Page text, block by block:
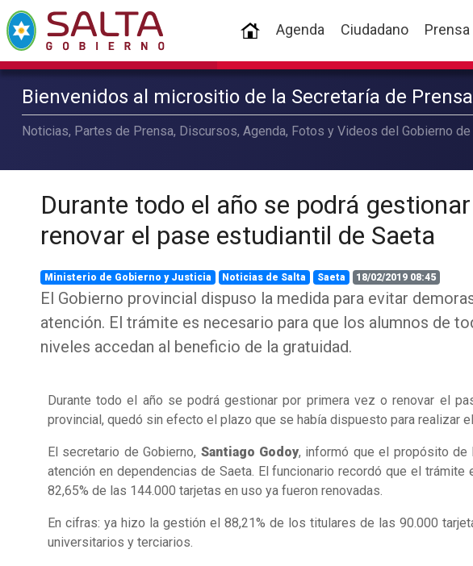
(current)
Agenda Ciudadano Prensa
Bienvenidos al micrositio de la Secretaría de
Noticias, Partes de Prensa, Discursos, Agenda, Fotos y Videos del Gobierno
Durante todo el año se podrá
renovar el pase estudiantil de Saeta
Ministerio de Gobierno y Justicia Noticias de Salta Saeta 18/02/2019 08:45
El Gobierno provincial dispuso la medida para evitar
atención. El trámite es necesario para que los alumnos de
niveles accedan al beneficio de la gratuidad.
Durante todo el año se podrá gestionar por primera vez o renovar el
provincial, quedó sin efecto el plazo que se había dispuesto para realizar
El secretario de Gobierno, Santiago Godoy, informó que el propósito
atención en dependencias de Saeta. El funcionario recordó que el
82,65% de las 144.000 tarjetas en uso ya fueron renovadas.
En cifras: ya hizo la gestión el 88,21% de los titulares de las 90.000
universitarios y terciarios.